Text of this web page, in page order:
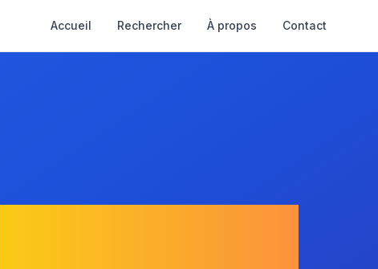
Accueil Rechercher À propos Contact